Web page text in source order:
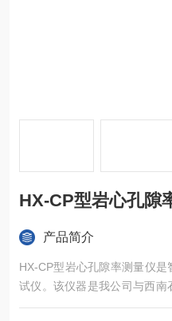
HX-CP型岩心孔隙
产品简介
HX-CP型岩心孔隙率测量仪
试仪。该仪器是我公司与西南
试仪，主要应用于研究机构、